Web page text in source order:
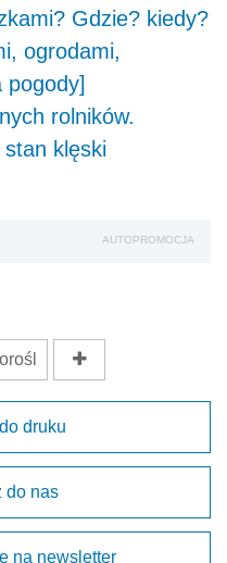
Gdzie? kiedy?
ogrodami,
pogody]
rolników.
klęski
AUTOPROMOCJA
druku
do nas
na newsletter